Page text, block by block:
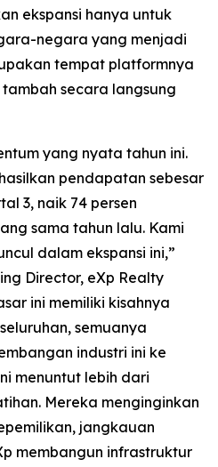
ekspansi hanya untuk
negara yang menjadi
tempat platformnya
secara langsung
yang nyata tahun ini.
pendapatan sebesar
3, naik 74 persen
sama tahun lalu. Kami
dalam ekspansi ini,”
Director, eXp Realty
ini memiliki kisahnya
semuanya
industri ini ke
menuntut lebih dari
Mereka menginginkan
jangkauan
membangun infrastruktur